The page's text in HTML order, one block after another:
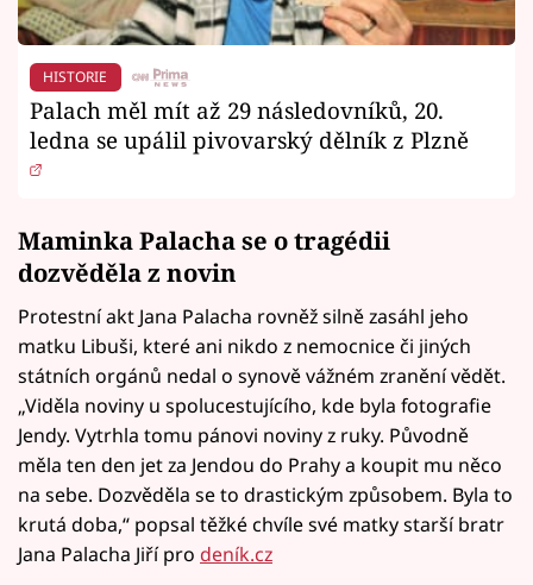
HISTORIE
Palach měl mít až 29 následovníků, 20.
ledna se upálil pivovarský dělník z Plzně
Maminka Palacha se o tragédii
dozvěděla z novin
Protestní akt Jana Palacha rovněž silně zasáhl jeho
matku Libuši, které ani nikdo z nemocnice či jiných
státních orgánů nedal o synově vážném zranění vědět.
„Viděla noviny u spolucestujícího, kde byla fotografie
Jendy. Vytrhla tomu pánovi noviny z ruky. Původně
měla ten den jet za Jendou do Prahy a koupit mu něco
na sebe. Dozvěděla se to drastickým způsobem. Byla to
krutá doba,“ popsal těžké chvíle své matky starší bratr
Jana Palacha Jiří pro deník.cz